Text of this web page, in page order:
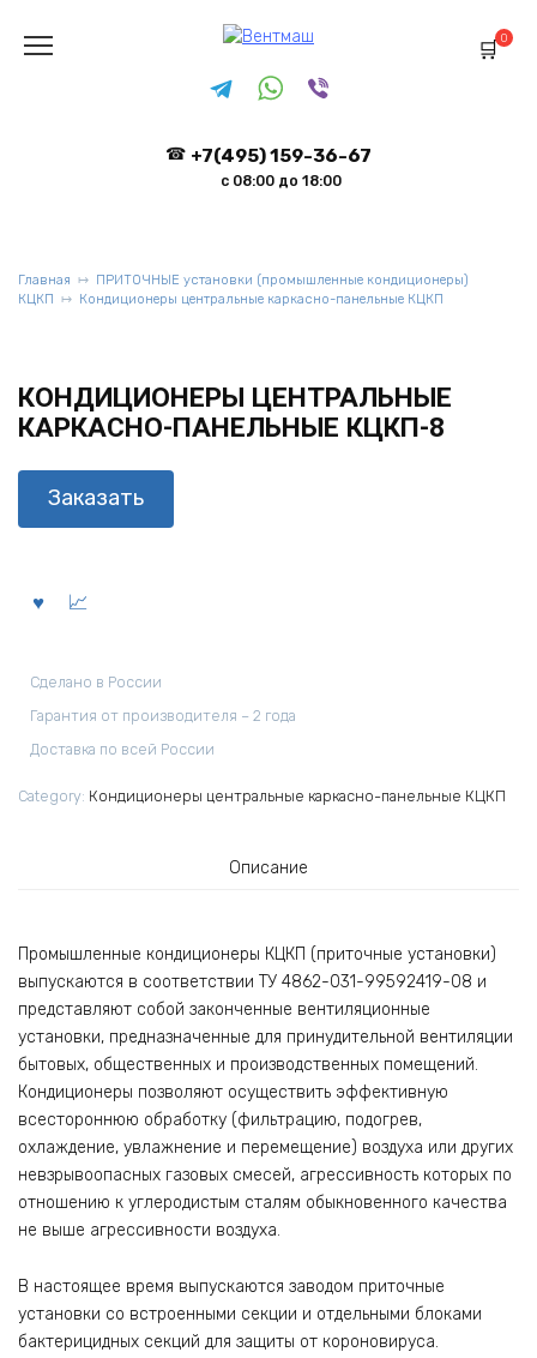
содержанию
+7(495) 159-36-67
с 08:00 до 18:00
0
Главная
ПРИТОЧНЫЕ установки (промышленные кондиционеры)
КЦКП
Кондиционеры центральные каркасно-панельные КЦКП
КОНДИЦИОНЕРЫ ЦЕНТРАЛЬНЫЕ
КАРКАСНО-ПАНЕЛЬНЫЕ КЦКП-8
Заказать
Сделано в России
Гарантия от производителя – 2 года
Доставка по всей России
Category: Кондиционеры центральные каркасно-панельные КЦКП
Описание
Промышленные кондиционеры КЦКП (приточные установки)
выпускаются в соответствии ТУ 4862-031-99592419-08 и
представляют собой законченные вентиляционные
установки, предназначенные для принудительной вентиляции
бытовых, общественных и производственных помещений.
Кондиционеры позволяют осуществить эффективную
всестороннюю обработку (фильтрацию, подогрев,
охлаждение, увлажнение и перемещение) воздуха или других
невзрывоопасных газовых смесей, агрессивность которых по
отношению к углеродистым сталям обыкновенного качества
не выше агрессивности воздуха.
В настоящее время выпускаются заводом приточные
установки со встроенными секции и отдельными блоками
бактерицидных секций для защиты от короновируса.